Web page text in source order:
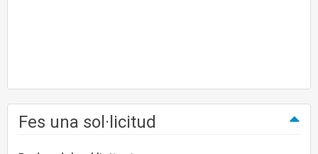
Fes una sol·licitud